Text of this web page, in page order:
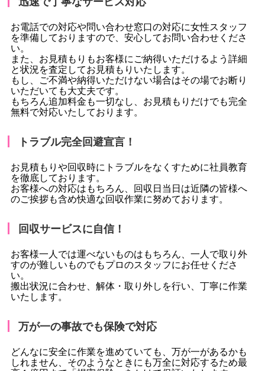
お電話での対応や問い合わせ窓口の対応に女性スタッフ
を準備しておりますので、安心してお問い合わせくださ
い。
また、お見積もりもお客様にご納得いただけるよう詳細
と状況を査定してお見積もりいたします。
もし、ご不満や納得いただけない場合はその場でお断り
いただいても大丈夫です。
もちろん追加料金も一切なし、お見積もりだけでも完全
無料で対応いたしております。
トラブル完全回避宣言！
お見積もりや回収時にトラブルをなくすために社員教育
を徹底しております。
お客様への対応はもちろん、回収日当日は近隣の皆様へ
のご挨拶も含め快適な回収作業に努めております。
回収サービスに自信！
お客様一人では運べないものはもちろん、一人で取り外
すのが難しいものでもプロのスタッフにお任せくださ
い。
搬出状況に合わせ、解体・取り外しを行い、丁寧に作業
いたします。
万が一の事故でも保険で対応
どんなに安全に作業を進めていても、万が一があるかも
しれません、そのようなときにも万全に対応するため最